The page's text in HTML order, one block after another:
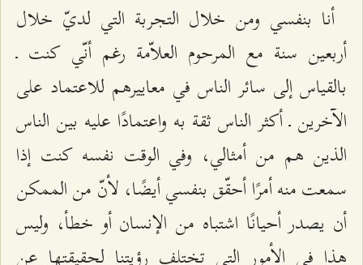
أنا بنفسي ومن خلال التجربة التي لديّ خلال
أربعين سنة مع المرحوم العلاّمة رغم أنّي كنت ـ
بالقياس إلى سائر الناس في معاييرهم للاعتماد على
الآخرين ـ أكثر الناس ثقة به واعتمادًا عليه بين الناس
الذين هم من أمثالي، وفي الوقت نفسه كنت إذا
سمعت منه أمرًا أحقّق بنفسي أيضًا، لأنّ من الممكن
أن يصدر أحيانًا اشتباه من الإنسان أو خطأ، وليس
هذا في الأمور التي تختلف رؤيتنا لحقيقتها عن